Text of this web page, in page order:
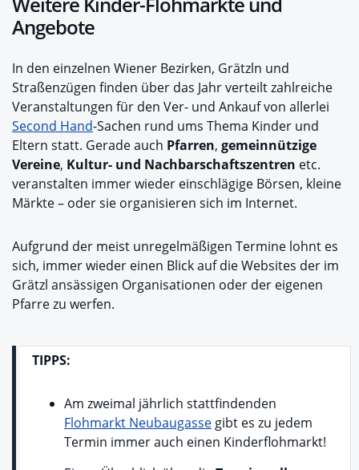
Angebote
In den einzelnen Wiener Bezirken, Grätzln und
Straßenzügen finden über das Jahr verteilt zahlreiche
Veranstaltungen für den Ver- und Ankauf von allerlei
Second Hand-Sachen rund ums Thema Kinder und
Eltern statt. Gerade auch Pfarren, gemeinnützige
Vereine, Kultur- und Nachbarschaftszentren etc.
veranstalten immer wieder einschlägige Börsen, kleine
Märkte – oder sie organisieren sich im Internet.
Aufgrund der meist unregelmäßigen Termine lohnt es
sich, immer wieder einen Blick auf die Websites der im
Grätzl ansässigen Organisationen oder der eigenen
Pfarre zu werfen.
TIPPS:
Am zweimal jährlich stattfindenden
Flohmarkt Neubaugasse gibt es zu jedem
Termin immer auch einen Kinderflohmarkt!